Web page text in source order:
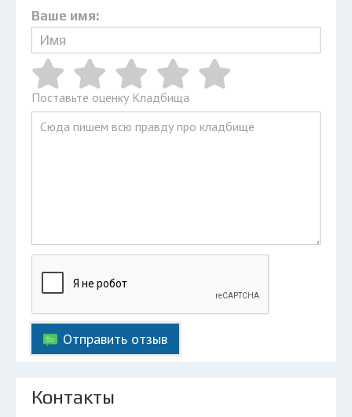
Ваше имя:
Поставьте оценку Кладбища
Отправить отзыв
Контакты